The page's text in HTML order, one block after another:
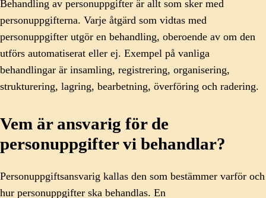
Behandling av personuppgifter är allt som sker med
personuppgifterna. Varje åtgärd som vidtas med
personuppgifter utgör en behandling, oberoende av om den
utförs automatiserat eller ej. Exempel på vanliga
behandlingar är insamling, registrering, organisering,
strukturering, lagring, bearbetning, överföring och radering.
Vem är ansvarig för de
personuppgifter vi behandlar?
Personuppgiftsansvarig kallas den som bestämmer varför och
hur personuppgifter ska behandlas. En